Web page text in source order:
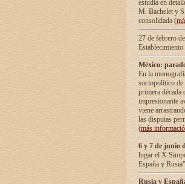
estudia en
М. Bachelet у
consolidada (
27 de febrero
México:
En la
sociopolítico de
primera década
impresionante
viene
las disputas
(más
6 y 7 de junio
lugar el X
España y
Rusia y